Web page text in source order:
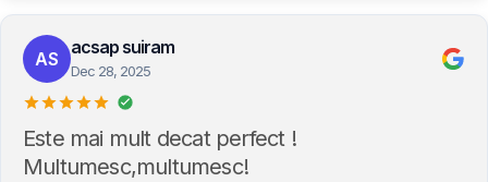
AS
acsap suiram
Dec 28, 2025
Este mai mult decat perfect !
Multumesc,multumesc!